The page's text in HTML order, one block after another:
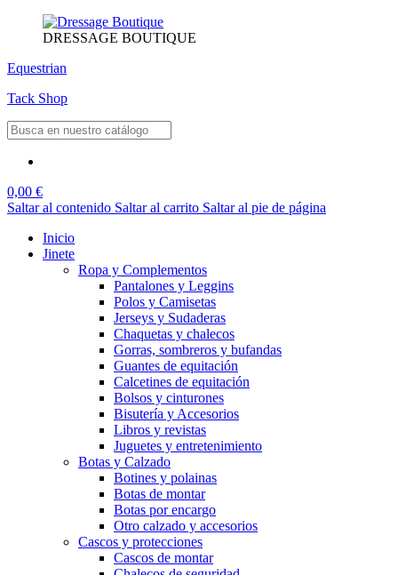
DRESSAGE BOUTIQUE
Equestrian
Tack Shop
0,00 €
Saltar al contenido Saltar al carrito Saltar al pie de página
Inicio
Jinete
Ropa y Complementos
Pantalones y Leggins
Polos y Camisetas
Jerseys y Sudaderas
Chaquetas y chalecos
Gorras, sombreros y bufandas
Guantes de equitación
Calcetines de equitación
Bolsos y cinturones
Bisutería y Accesorios
Libros y revistas
Juguetes y entretenimiento
Botas y Calzado
Botines y polainas
Botas de montar
Botas por encargo
Otro calzado y accesorios
Cascos y protecciones
Cascos de montar